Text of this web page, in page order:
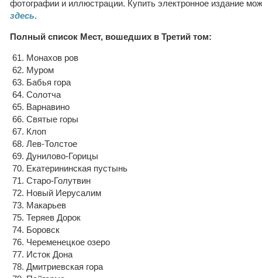
фотографии и иллюстрации. Купить электронное издание
здесь.
Полный список Мест, вошедших в Третий том:
61. Монахов ров
62. Муром
63. Бабья гора
64. Солотча
65. Варнавино
66. Святые горы
67. Клоп
68. Лев-Толстое
69. Дунилово-Горицы
70. Екатерининская пустынь
71. Старо-Голутвин
72. Новый Иерусалим
73. Макарьев
75. Теряев Дорок
74. Боровск
76. Череменецкое озеро
77. Исток Дона
78. Дмитриевская гора